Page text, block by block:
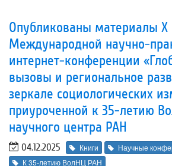
Опубликованы материалы
Международной научно-
интернет-конференции
вызовы и региональное
зеркале социологических
приуроченной к 35-летию
научного центра РАН
04.12.2025 Книги
Научные
К 35-летию ВолНЦ РАН